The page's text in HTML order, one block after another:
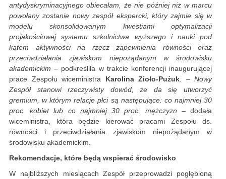
antydyskryminacyjnego obiecałam, że nie później niż w marcu
powołany zostanie nowy zespół ekspercki, który zajmie się w
modelu skonsolidowanym kwestiami optymalizacji
projakościowej systemu szkolnictwa wyższego i nauki pod
kątem aktywności na rzecz zapewnienia równości oraz
przeciwdziałania zjawiskom niepożądanym w środowisku
akademickim – podkreśliła w trakcie konferencji inaugurującej
prace Zespołu wiceministra Karolina Zioło-Pużuk
– Nowy
Zespół stanowi rzeczywisty dowód, że da się utworzyć
gremium, w którym relacje płci są następujące: co najmniej 30
proc. kobiet lub co najmniej 30 proc. mężczyzn – dodała
wiceministra, która będzie kierować pracami Zespołu ds.
równości i przeciwdziałania zjawiskom niepożądanym w
środowisku akademickim.
Rekomendacje, które będą wspierać środowisko
W najbliższych miesiącach Zespół przeprowadzi pogłębioną